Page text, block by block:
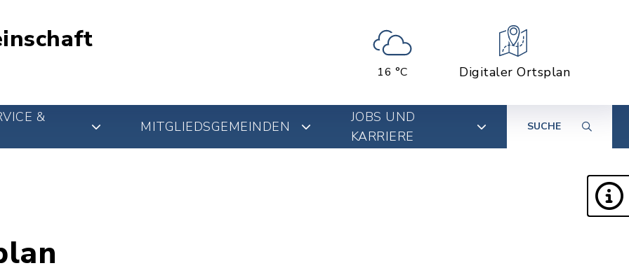
16 °C Digitaler Ortsplan
&
MITGLIEDSGEMEINDEN
JOBS UND
KARRIERE
SUCHE